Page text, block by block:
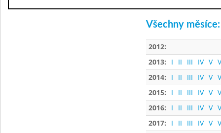
Všechny měsíce:
2012:
2013:
I II III IV V
2014:
I II III IV V
2015:
I II III IV V
2016:
I II III IV V
2017:
I II III IV V